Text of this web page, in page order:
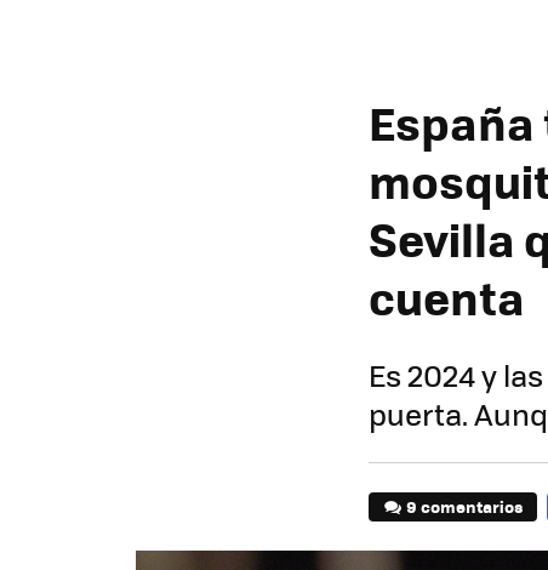
Sevilla
cuenta
Es 2024 y
puerta.
9 comentarios